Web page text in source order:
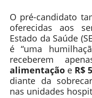
P
u
b
l
i
c
i
d
O pré-candidato
oferecidas aos
Estado da Saúde
é “uma
receberem
alimentação e R$
diante da
nas unidades